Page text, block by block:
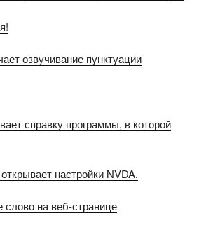
озвучивание пунктуации
справку программы, в которой
настройки NVDA.
слово на веб-странице